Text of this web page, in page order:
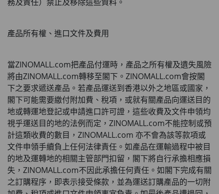
產品所有權、進口文件及費用
當ZINOMALL.com把產品付運時，產品之所有權及遺失風險
將由ZINOMALL.com轉移至閣下。 ZINOMALL.com會按閣
下之要求遞送產品。若產品運送到香港以外之地區或國家，
閣下可能需要繳付附加費、稅項，或就有關產品向運送目的
地或轉運地登記或申請進口許可證，這些收費及文件申領均
視乎運送目的地的法例而定， ZINOMALL.com不能控制或預
計這類收費的數目， ZINOMALL.com 亦不會為該等款項或
文件申領手續負上任何法律責任。如產品在運輸過程中被目
的地及運轉地的相關主管部門扣留，閣下將自行承擔相應損
失， ZINOMALL.com不因此承擔任何責任。如閣下完成有關
之訂購程序，即表示接受條款，並為運送訂購產品的一切附